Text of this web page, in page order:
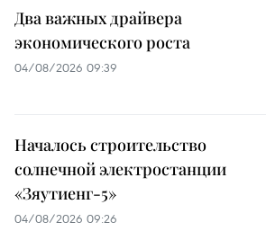
Два важных драйвера
экономического роста
04/08/2026 09:39
Началось строительство
солнечной электростанции
«Зяутиенг-5»
04/08/2026 09:26